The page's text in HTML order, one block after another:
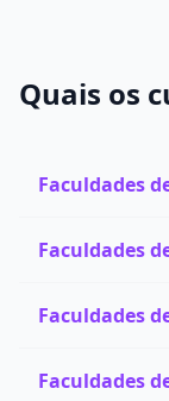
Quais os
Faculdades
Faculdades
Faculdades
Faculdades